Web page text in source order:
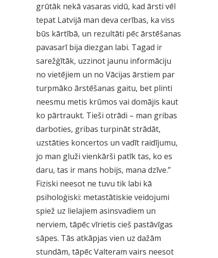
grūtāk nekā vasaras vidū, kad ārsti vēl
tepat Latvijā man deva cerības, ka viss
būs kārtībā, un rezultāti pēc ārstēšanas
pavasarī bija diezgan labi. Tagad ir
sarežģītāk, uzzinot jaunu informāciju
no vietējiem un no Vācijas ārstiem par
turpmāko ārstēšanas gaitu, bet plinti
neesmu metis krūmos vai domājis kaut
ko pārtraukt. Tieši otrādi – man gribas
darboties, gribas turpināt strādāt,
uzstāties koncertos un vadīt raidījumu,
jo man gluži vienkārši patīk tas, ko es
daru, tas ir mans hobijs, mana dzīve.”
Fiziski neesot ne tuvu tik labi kā
psiholoģiski: metastātiskie veidojumi
spiež uz lielajiem asinsvadiem un
nerviem, tāpēc vīrietis cieš pastāvīgas
sāpes. Tās atkāpjas vien uz dažām
stundām, tāpēc Valteram vairs neesot